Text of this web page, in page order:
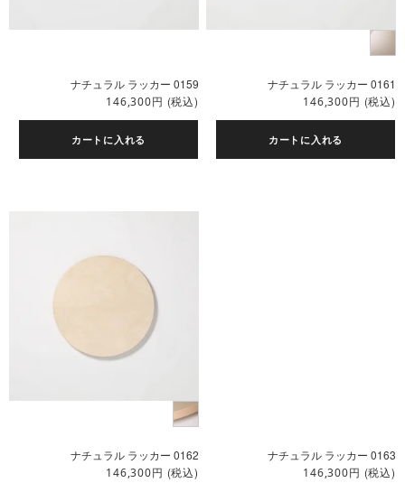
ナチュラル ラッカー 0159
146,300円 (税込)
カートに入れる
ナチュラル ラッカー 0161
146,300円 (税込)
カートに入れる
ナチュラル ラッカー 0162
146,300円 (税込)
ナチュラル ラッカー 0163
146,300円 (税込)